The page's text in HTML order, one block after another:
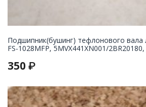
Подшипник(бушинг) тефлонового
FS-1028MFP, 5MVX441XN001/2BR20180,
350 ₽